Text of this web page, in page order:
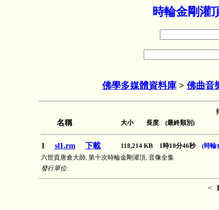
時輪金剛灌
佛學多媒體資料庫 > 佛曲音
名稱 大小 長度 (最終類別)
1 sl1.rm 下載 118,214 KB 1時10分46秒 (時輪
六世貢唐倉大師, 第十次時輪金剛灌頂, 音像全集
發行單位:
<